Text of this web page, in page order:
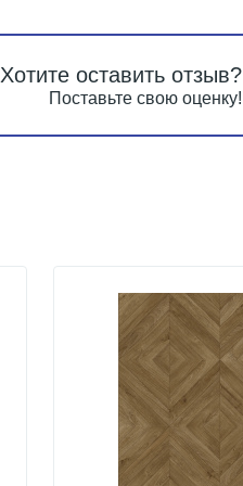
Хотите оставить отзыв?
Поставьте свою оценку!